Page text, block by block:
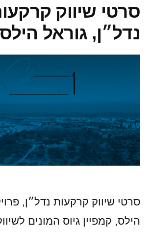
סרטי שיווק
נדל״ן, גוראל הילס
סרטי שיווק קרקעות נדל״ן,
הילס, קמפיין גיוס המונים